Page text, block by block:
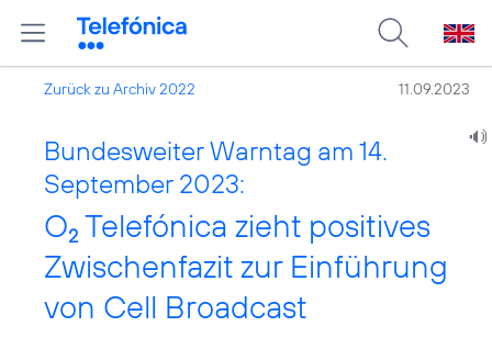
Zurück zu Archiv 2022 11.09.2023
Bundesweiter Warntag am 14.
September 2023:
O2 Telefónica zieht positives
Zwischenfazit zur Einführung
von Cell Broadcast